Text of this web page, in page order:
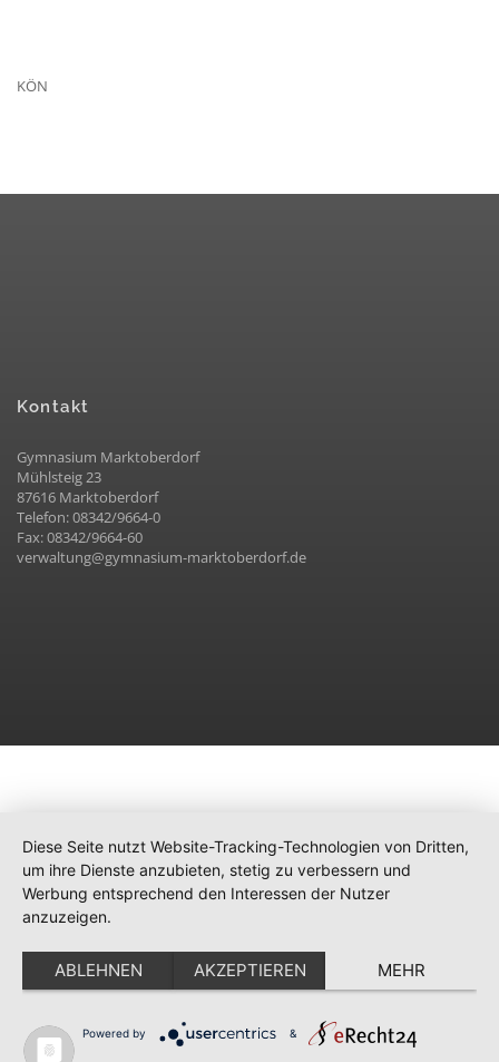
KÖN
Kontakt
Gymnasium Marktoberdorf
Mühlsteig 23
87616 Marktoberdorf
Telefon: 08342/9664-0
Fax: 08342/9664-60
verwaltung@gymnasium-marktoberdorf.de
Diese Seite nutzt Website-Tracking-Technologien von Dritten,
um ihre Dienste anzubieten, stetig zu verbessern und
Werbung entsprechend den Interessen der Nutzer
anzuzeigen.
ABLEHNEN AKZEPTIEREN MEHR
Powered by &